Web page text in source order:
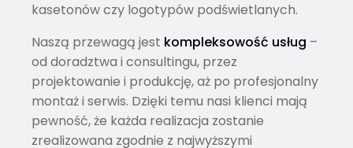
kasetonów czy logotypów podświetlanych.
Naszą przewagą jest kompleksowość usług –
od doradztwa i consultingu, przez
projektowanie i produkcję, aż po profesjonalny
montaż i serwis. Dzięki temu nasi klienci mają
pewność, że każda realizacja zostanie
zrealizowana zgodnie z najwyższymi